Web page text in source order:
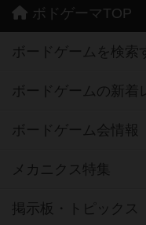
ボドゲーマTOP
ボードゲームを検索
ボードゲームの新着
ボードゲーム会情報
メカニクス特集
掲示板・トピックス